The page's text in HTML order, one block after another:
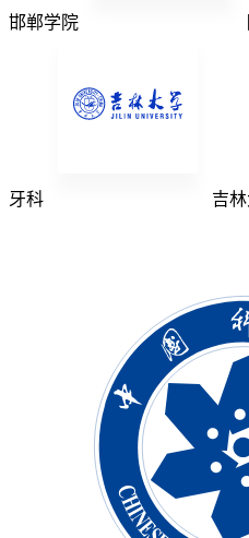
邯郸学院
牙科 吉